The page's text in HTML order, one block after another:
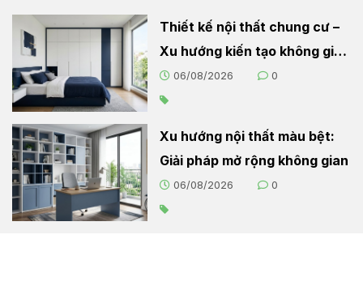
Thiết kế nội thất chung cư –
Xu hướng kiến tạo không gian
sống hiện đại
06/08/2026 0
Xu hướng nội thất màu bệt:
Giải pháp mở rộng không gian
06/08/2026 0